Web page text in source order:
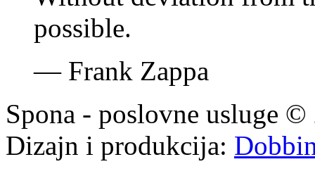
possible.
—Frank Zappa
Spona - poslovne usluge
Dizajn i produkcija: